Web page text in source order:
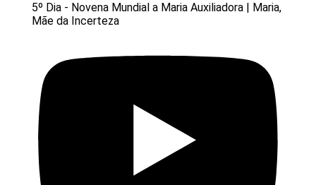
5º Dia - Novena Mundial a Maria Auxiliadora | Maria,
Mãe da Incerteza